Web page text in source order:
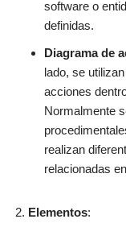
software o
definidas.
Diagrama de
lado, se
acciones
Normalmente
realizan
relacionadas
Elementos: